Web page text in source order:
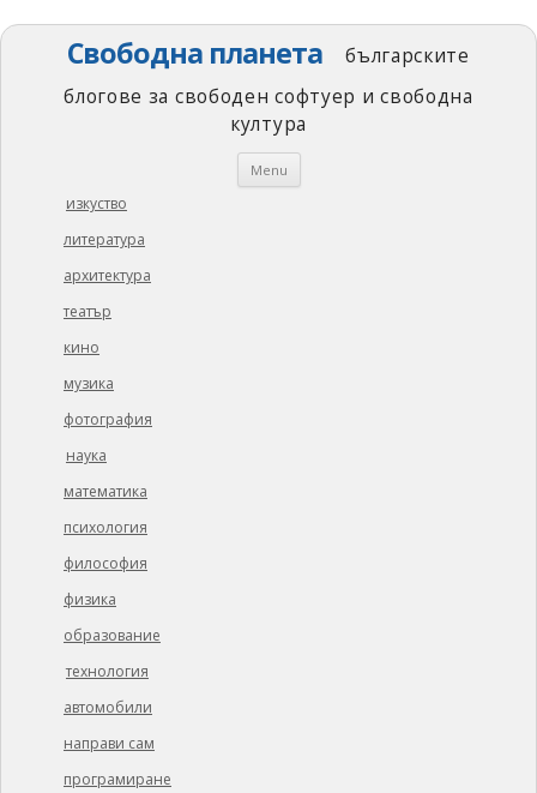
Свободна планета
българските
блогове за свободен софтуер и свободна
култура
Menu Skip
изкуство
литература
архитектура
театър
кино
музика
фотография
наука
математика
психология
философия
физика
образование
технология
автомобили
направи сам
програмиране